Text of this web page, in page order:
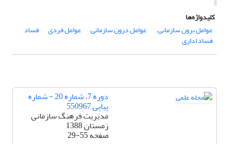
کلیدواژه‌ها
عوامل برون سازمانی.
عوامل درون سازمانی عوامل فردی فساد
فساد اداری
دوره 7، شماره 20 - شماره
پیاپی 550967
مدیریت فرهنگ سازمانی
زمستان 1388
صفحه29-55